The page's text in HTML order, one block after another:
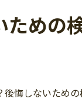
めの
悔しないため